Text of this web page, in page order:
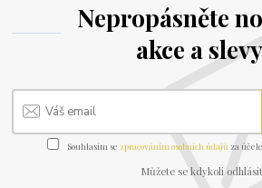
Nepropásněte
akce a
Souhlasím se zpracováním osobních údajů za
Můžete se kdykoli